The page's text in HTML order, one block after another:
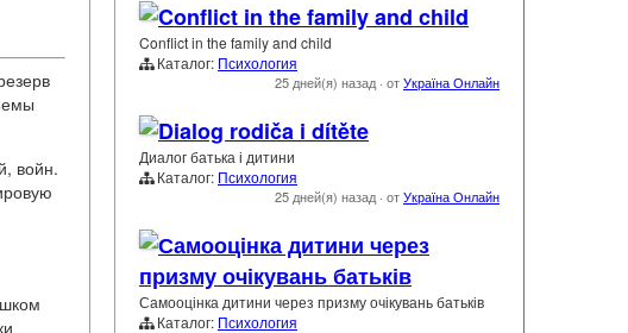
войн.
Conflict in the family and child
Conflict in the family and child
Каталог: Психология
25 дней(я) назад· отУкраїна Онлайн
Dialog rodiča i dítěte
Диалог батька і дитини
Каталог: Психология
25 дней(я) назад· отУкраїна Онлайн
Самооцінка дитини через
призму очікувань батьків
Самооцінка дитини через призму очікувань батьків
Каталог: Психология